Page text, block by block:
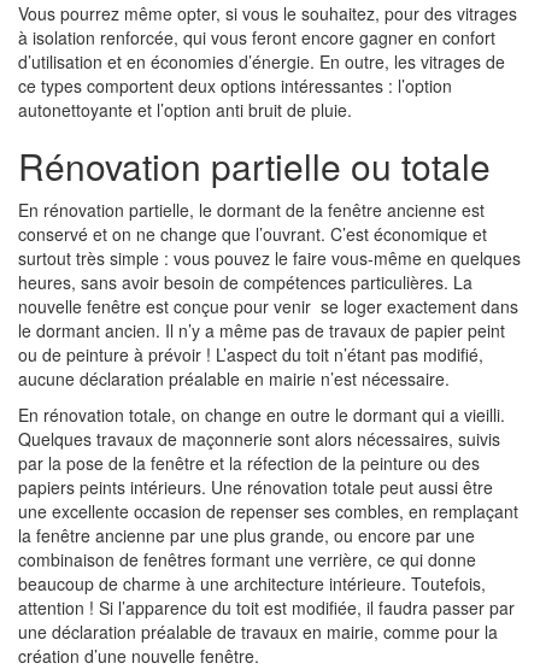
Vous pourrez même opter, si vous le souhaitez, pour des vitrages
à isolation renforcée, qui vous feront encore gagner en confort
d’utilisation et en économies d’énergie. En outre, les vitrages de
ce types comportent deux options intéressantes : l’option
autonettoyante et l’option anti bruit de pluie.
Rénovation partielle ou totale
En rénovation partielle, le dormant de la fenêtre ancienne est
conservé et on ne change que l’ouvrant. C’est économique et
surtout très simple : vous pouvez le faire vous-même en quelques
heures, sans avoir besoin de compétences particulières. La
nouvelle fenêtre est conçue pour venir se loger exactement dans
le dormant ancien. Il n’y a même pas de travaux de papier peint
ou de peinture à prévoir ! L’aspect du toit n’étant pas modifié,
aucune déclaration préalable en mairie n’est nécessaire.
En rénovation totale, on change en outre le dormant qui a vieilli.
Quelques travaux de maçonnerie sont alors nécessaires, suivis
par la pose de la fenêtre et la réfection de la peinture ou des
papiers peints intérieurs. Une rénovation totale peut aussi être
une excellente occasion de repenser ses combles, en remplaçant
la fenêtre ancienne par une plus grande, ou encore par une
combinaison de fenêtres formant une verrière, ce qui donne
beaucoup de charme à une architecture intérieure. Toutefois,
attention ! Si l’apparence du toit est modifiée, il faudra passer par
une déclaration préalable de travaux en mairie, comme pour la
création d’une nouvelle fenêtre.